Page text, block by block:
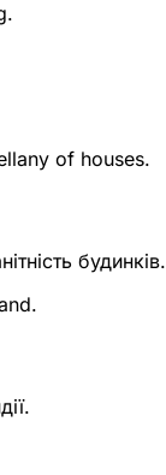
of houses.
будинків.